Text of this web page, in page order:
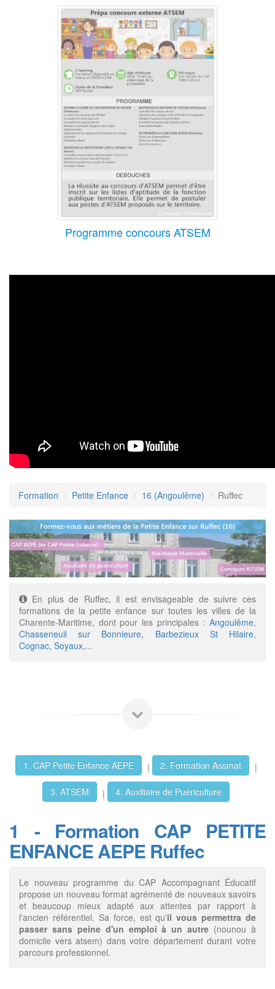
Programme concours ATSEM
Formation Petite Enfance 16 (Angoulême) Ruffec
En plus de Ruffec, il est envisageable de suivre ces
formations de la petite enfance sur toutes les villes de la
Charente-Maritime, dont pour les principales : Angoulême,
Chasseneuil sur Bonnieure, Barbezieux St Hilaire,
Cognac, Soyaux,...
1. CAP Petite Enfance AEPE | 2. Formation Assmat
|
3. ATSEM
| 4. Auxiliaire de Puériculture
1 - Formation CAP PETITE
ENFANCE AEPE Ruffec
Le nouveau programme du CAP Accompagnant Éducatif
propose un nouveau format agrémenté de nouveaux savoirs
et beaucoup mieux adapté aux attentes par rapport à
l'ancien référentiel. Sa force, est qu'il vous permettra de
passer sans peine d'un emploi à un autre (nounou à
domicile vers atsem) dans votre département durant votre
parcours professionnel.